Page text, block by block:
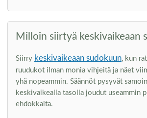
Milloin siirtyä keskivaikeaan
Siirry keskivaikeaan sudokuun, kun
ruudukot ilman monia vihjeitä ja näet
yhä nopeammin. Säännöt pysyvät
keskivaikealla tasolla joudut useammin
ehdokkaita.